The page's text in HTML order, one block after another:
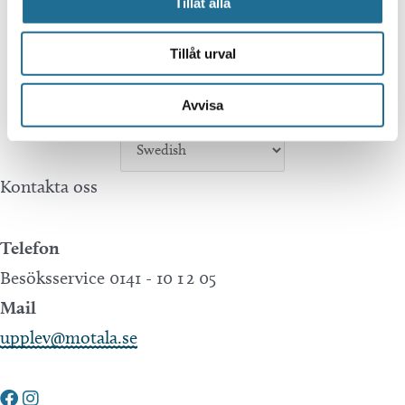
Tillåt urval
Avvisa
Tillväxt Motala is not responsible for any
mistakes in translations performed by Google
Translate.
Kontakta oss
Telefon
Besöksservice 0141 - 10 1 2 05
Mail
upplev@motala.se